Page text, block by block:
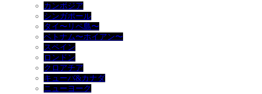
カンボジア
シンガポール
タイ〜リペ島〜
ベトナム〜ホイアン〜
スペイン
ロンドン
クロアチア
キューバ&カナダ
ニューヨーク